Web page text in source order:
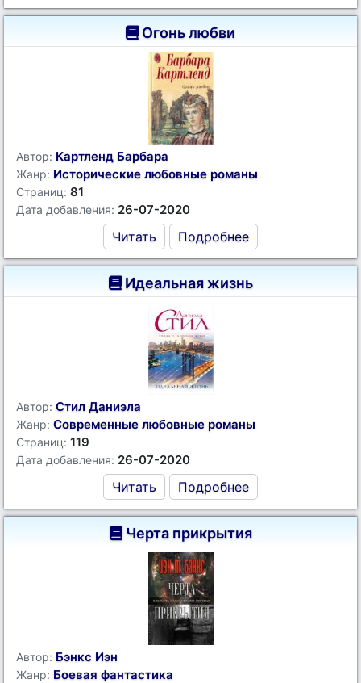
Огонь любви
Автор: Картленд Барбара
Жанр: Исторические любовные романы
Страниц: 81
Дата добавления: 26-07-2020
Читать Подробнее
Идеальная жизнь
Автор: Стил Даниэла
Жанр: Современные любовные романы
Страниц: 119
Дата добавления: 26-07-2020
Читать Подробнее
Черта прикрытия
Автор: Бэнкс Иэн
Жанр: Боевая фантастика